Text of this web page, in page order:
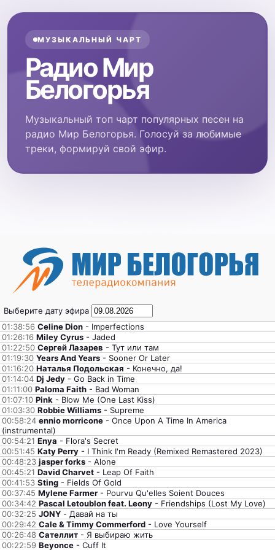
МУЗЫКАЛЬНЫЙ ЧАРТ
Радио Мир
Белогорья
Музыкальный топ чарт популярных песен на
радио Мир Белогорья. Голосуй за любимые
треки, формируй свой эфир.
Выберите дату эфира
01:38:56 Celine Dion - Imperfections
01:26:16 Miley Cyrus - Jaded
01:22:50 Сергей Лазарев - Тут или там
01:19:30 Years And Years - Sooner Or Later
01:16:20 Наталья Подольская - Конечно, да!
01:14:04 Dj Jedy - Go Back in Time
01:11:00 Paloma Faith - Bad Woman
01:07:10 Pink - Blow Me (One Last Kiss)
01:03:30 Robbie Williams - Supreme
00:58:24 ennio morricone - Once Upon A Time In America
(instrumental)
00:54:21 Enya - Flora's Secret
00:51:45 Katy Perry - I Think I'm Ready (Remixed Remastered 2023)
00:48:23 jasper forks - Alone
00:45:21 David Charvet - Leap Of Faith
00:41:53 Sting - Fields Of Gold
00:37:45 Mylene Farmer - Pourvu Qu'elles Soient Douces
00:34:42 Pascal Letoublon feat. Leony - Friendships (Lost My Love)
00:32:25 JONY - Давай на ты
00:29:42 Cale & Timmy Commerford - Love Yourself
00:26:48 Сателлит - Я выбираю жить
00:22:59 Beyonce - Cuff It